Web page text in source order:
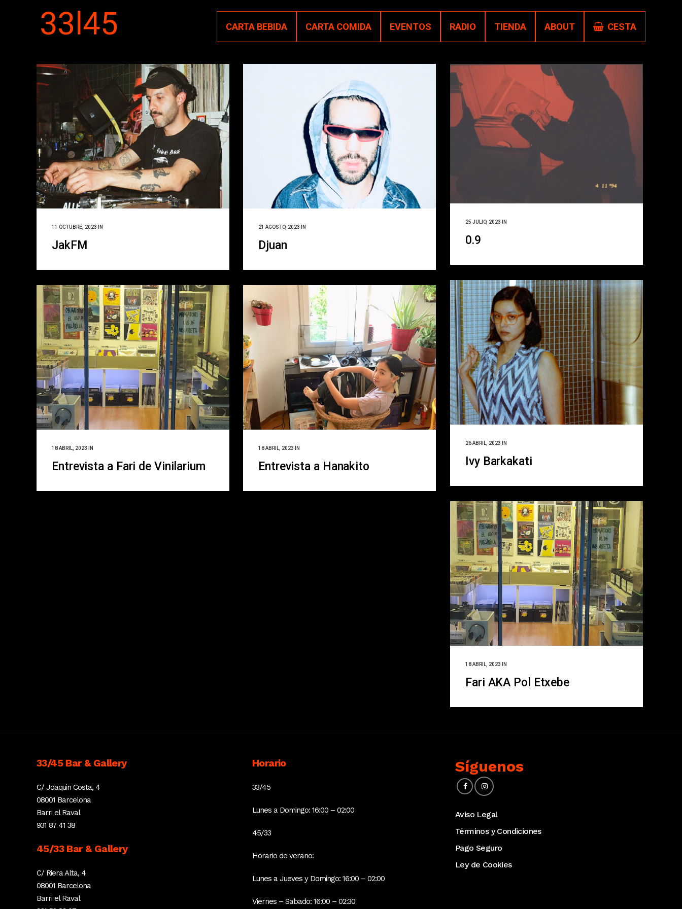
CARTA BEBIDA CARTA COMIDA EVENTOS RADIO TIENDA ABOUT CESTA
11 OCTUBRE, 2023 IN
JakFM
21 AGOSTO, 2023 IN
Djuan
25 JULIO, 2023 IN
0.9
26 ABRIL, 2023 IN
Ivy Barkakati
18 ABRIL, 2023 IN
Entrevista a Fari de Vinilarium
18 ABRIL, 2023 IN
Entrevista a Hanakito
18 ABRIL, 2023 IN
Fari AKA Pol Etxebe
33/45 Bar & Gallery
C/ Joaquin Costa, 4
08001 Barcelona
Barri el Raval
931 87 41 38
45/33 Bar & Gallery
C/ Riera Alta, 4
08001 Barcelona
Barri el Raval
Horario
33/45
Lunes a Domingo: 16:00 – 02:00
45/33
Horario de verano:
Lunes a Jueves y Domingo: 16:00 – 02:00
Viernes – Sabado: 16:00 – 02:30
Síguenos
Aviso Legal
Términos y Condiciones
Pago Seguro
Ley de Cookies